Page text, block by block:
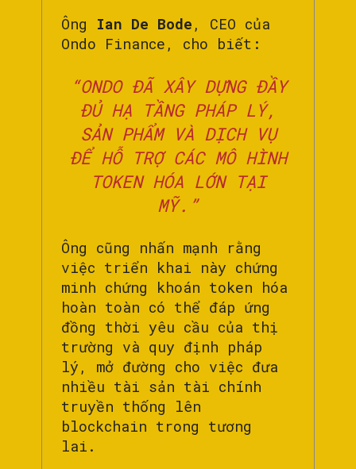
Ông Ian De Bode , CEO của
Ondo Finance, cho biết:
“ONDO ĐÃ XÂY DỰNG ĐẦY
ĐỦ HẠ TẦNG PHÁP LÝ,
SẢN PHẨM VÀ DỊCH VỤ
ĐỂ HỖ TRỢ CÁC MÔ HÌNH
TOKEN HÓA LỚN TẠI
MỸ.”
Ông cũng nhấn mạnh rằng
việc triển khai này chứng
minh chứng khoán token hóa
hoàn toàn có thể đáp ứng
đồng thời yêu cầu của thị
trường và quy định pháp
lý, mở đường cho việc đưa
nhiều tài sản tài chính
truyền thống lên
blockchain trong tương
lai.